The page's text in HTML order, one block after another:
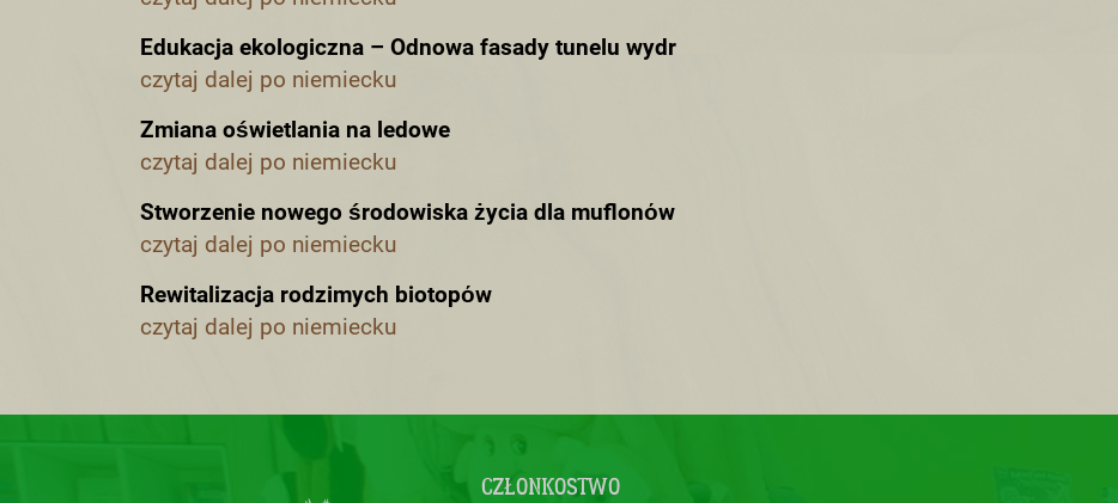
Edukacja ekologiczna – Odnowa fasady tunelu wydr
czytaj dalej po niemiecku
Zmiana oświetlania na ledowe
czytaj dalej po niemiecku
Stworzenie nowego środowiska życia dla muflonόw
czytaj dalej po niemiecku
Rewitalizacja rodzimych biotopόw
czytaj dalej po niemiecku
CZŁONKOSTWO